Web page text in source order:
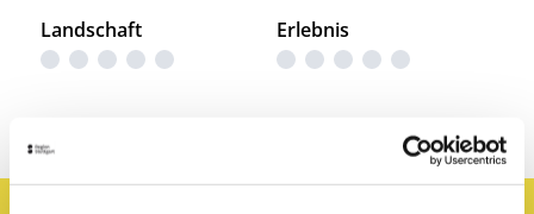
Landschaft Erlebnis